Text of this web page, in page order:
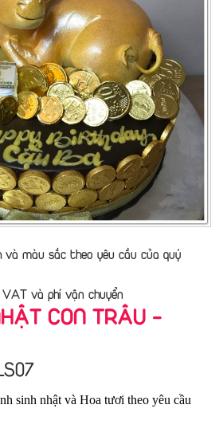
màu sắc theo yêu cầu của quý
và phí vận chuyển
CON TRÂU -
sinh nhật và Hoa tươi theo yêu cầu